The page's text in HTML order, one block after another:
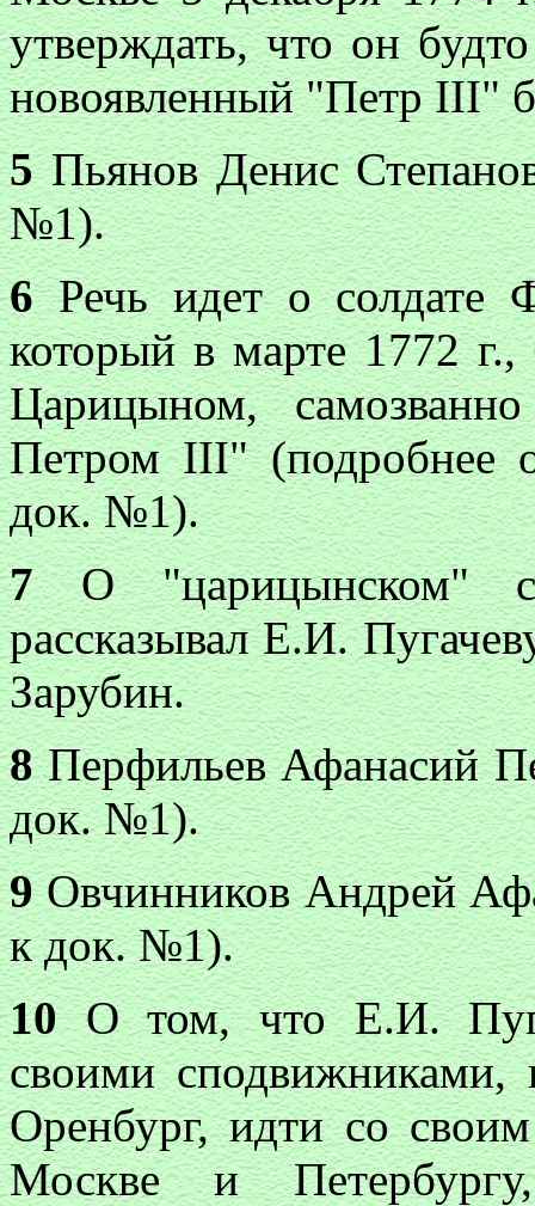
утверждать, что он
новоявленный "Петр III"
5Пьянов Денис
№1).
6Речь идет о солдате
который в марте 1772
Царицыном,
Петром III" (подробнее
док. №1).
7О "царицынском"
рассказывал Е.И.
Зарубин.
8Перфильев Афанасий
док. №1).
9Овчинников Андрей
к док. №1).
10О том, что Е.И.
своими сподвижниками,
Оренбург, идти со
Москве и